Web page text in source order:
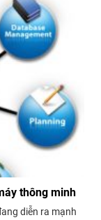
thông minh
diễn ra mạnh